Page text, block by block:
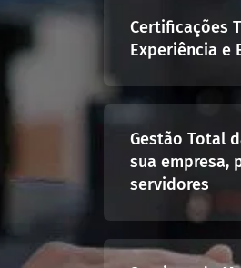
Certificações
Experiência e
Gestão Total
sua empresa,
servidores